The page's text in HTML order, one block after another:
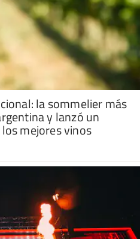
la sommelier más
y lanzó un
mejores vinos